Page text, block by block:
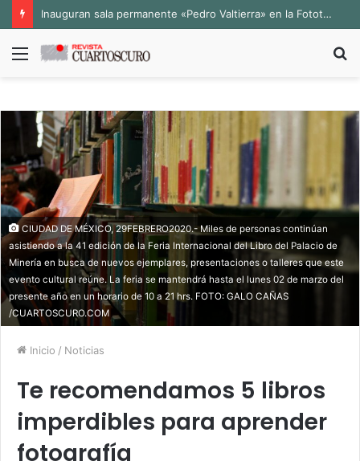
Inauguran sala permanente «Pedro Valtierra» en la Fototeca de Zacatecas
Menú
CIUDAD DE MÉXICO, 29FEBRERO2020.- Miles de personas continúan
asistiendo a la 41 edición de la Feria Internacional del Libro del Palacio de
Minería en busca de nuevos ejemplares, presentaciones o talleres que este
evento cultural reúne. La feria se mantendrá hasta el lunes 02 de marzo del
presente año en un horario de 10 a 21 hrs. FOTO: GALO CAÑAS
/CUARTOSCURO.COM
Inicio / Noticias
Te recomendamos 5 libros
imperdibles para aprender
fotografía